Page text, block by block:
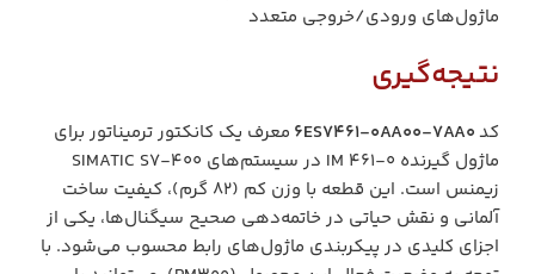
ماژول‌های ورودی/خروجی متعدد
نتیجه‌گیری
کد6ES7461-0AA00-7AA0 معرف یک کانکتور ترمیناتور برای
ماژول گیرنده IM 461-0 در سیستم‌های SIMATIC S7-400
زیمنس است. این قطعه با وزن کم (۸۲ گرم)، کیفیت ساخت
آلمانی و نقش حیاتی در خاتمه‌دهی صحیح سیگنال‌ها، یکی از
اجزای کلیدی در پیکربندی ماژول‌های رابط محسوب می‌شود. با